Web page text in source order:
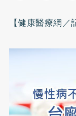
【健康醫療網／